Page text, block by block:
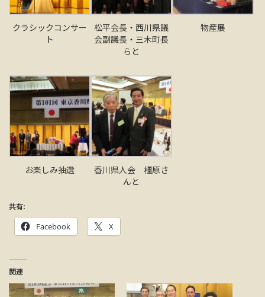
クラシックコンサー
ト
松平会長・西川県議
会副議長・三木町長
らと
物産展
お楽しみ抽選
香川県人会 橿原さ
んと
共有:
Facebook X
関連